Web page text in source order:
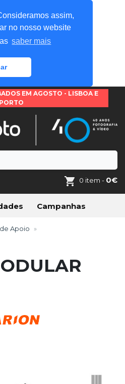
assim,
no nosso website
saber mais
EM AGOSTO - LISBOA E
PORTO
0 item - 0€
Campanhas
Apoio